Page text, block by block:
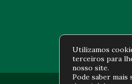
Utilizamos
terceiros para
nosso site.
Pode saber mais